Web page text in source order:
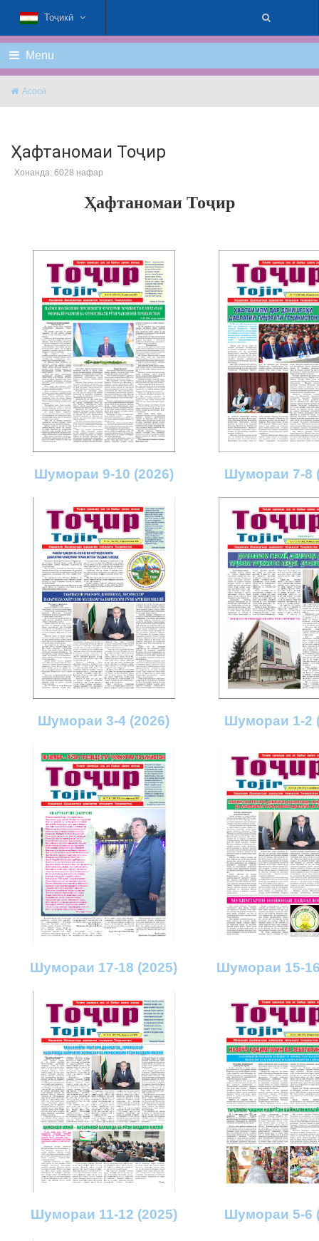
Тоҷикӣ
Menu
Асосӣ
Ҳафтаномаи Тоҷир
Хонанда: 6028 нафар
Ҳафтаномаи Тоҷир
Шумораи 9-10 (2026) Шумораи 7-8
Шумораи 3-4 (2026) Шумораи 1-2
Шумораи 17-18 (2025) Шумораи 15-
Шумораи 11-12 (2025) Шумораи 5-6